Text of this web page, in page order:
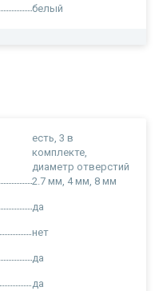
белый
есть, 3 в
комплекте,
диаметр отверстий
2.7 мм, 4 мм, 8 мм
да
нет
да
да